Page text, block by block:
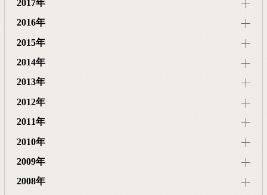
2017年
2016年
2015年
2014年
2013年
2012年
2011年
2010年
2009年
2008年